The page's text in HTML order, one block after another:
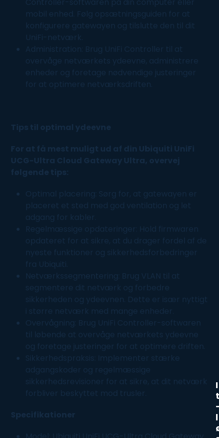
mobil enhed. Følg opsætningsguiden for at
konfigurere gatewayen og tilslutte den til dit
UniFi-netværk.
Administration: Brug UniFi Controller til at
overvåge netværkets ydeevne, administrere
enheder og foretage nødvendige justeringer
for at optimere netværksdriften.
Tips til optimal ydeevne
For at få mest muligt ud af din Ubiquiti UniFi
UCG-Ultra Cloud Gateway Ultra, overvej
følgende tips:
Optimal placering: Sørg for, at gatewayen er
placeret et sted med god ventilation og let
adgang for kabler.
Regelmæssige opdateringer: Hold firmwaren
opdateret for at sikre, at du drager fordel af de
nyeste funktioner og sikkerhedsforbedringer
fra Ubiquiti.
Netværkssegmentering: Brug VLAN til at
segmentere dit netværk og forbedre
sikkerheden og ydeevnen. Dette er især nyttigt
i større netværk med mange enheder.
Overvågning: Brug UniFi Controller-softwaren
til løbende at overvåge netværkets ydeevne
og foretage justeringer for at optimere driften.
Sikkerhedspraksis: Implementer stærke
adgangskoder og regelmæssige
sikkerhedsrevisioner for at sikre, at dit netværk
forbliver beskyttet mod trusler.
Specifikationer
I
t
l